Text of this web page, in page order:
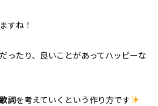
すね！
ったり、良いことがあってハッピーな
歌詞を考えていくという作り方です